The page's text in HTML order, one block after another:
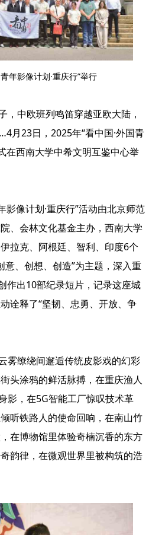
年影像计划·重庆行”举行
，中欧班列鸣笛穿越亚欧大陆，
月23日，2025年“看中国·外国青
在西南大学中希文明互鉴中心举
影像计划·重庆行”活动由北京师范
、会林文化基金主办，西南大学
拉克、阿根廷、智利、印度6个
意、创想、创造”为主题，深入重
作出10部纪录短片，记录这座城
诠释了“坚韧、忠勇、开放、争
雾缭绕间邂逅传统皮影戏的幻彩
头涂鸦的鲜活脉搏，在重庆渔人
影，在5G智能工厂惊叹技术革
听铁路人的使命回响，在南山竹
在博物馆里体验奇楠沉香的东方
韵律，在微观世界里被构筑的浩